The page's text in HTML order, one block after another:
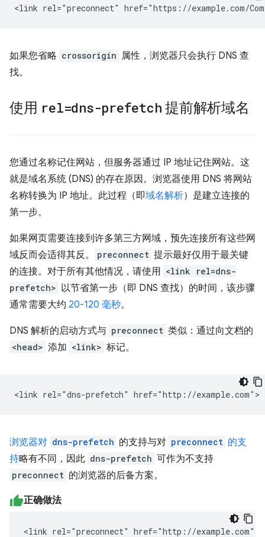
如果您省略 crossorigin 属性，浏览器只会执行 DNS 查
找。
使用 rel=dns-prefetch 提前解析域名
您通过名称记住网站，但服务器通过 IP 地址记住网站。这
就是域名系统 (DNS) 的存在原因。浏览器使用 DNS 将网站
名称转换为 IP 地址。此过程（即域名解析）是建立连接的
第一步。
如果网页需要连接到许多第三方网域，预先连接所有这些网
域反而会适得其反。
preconnect 提示最好仅用于最关键
的连接。对于所有其他情况，请使用 <link rel=dns-
prefetch> 以节省第一步（即 DNS 查找）的时间，该步骤
通常需要大约 20-120 毫秒。
DNS 解析的启动方式与 preconnect 类似：通过向文档的
<head> 添加 <link> 标记。
浏览器对 dns-prefetch 的支持与对 preconnect 的支
持略有不同，因此 dns-prefetch 可作为不支持
preconnect 的浏览器的后备方案。
正确做法
<link rel="preconnect" href="http://example.com">